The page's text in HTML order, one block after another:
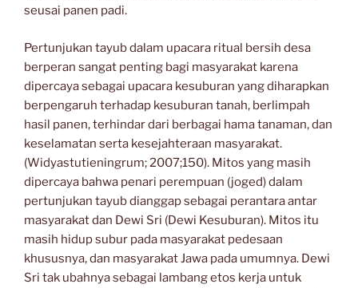
seusai panen padi.
Pertunjukan tayub dalam upacara ritual bersih desa
berperan sangat penting bagi masyarakat karena
dipercaya sebagai upacara kesuburan yang diharapkan
berpengaruh terhadap kesuburan tanah, berlimpah
hasil panen, terhindar dari berbagai hama tanaman, dan
keselamatan serta kesejahteraan masyarakat.
(Widyastutieningrum; 2007;150). Mitos yang masih
dipercaya bahwa penari perempuan (joged) dalam
pertunjukan tayub dianggap sebagai perantara antar
masyarakat dan Dewi Sri (Dewi Kesuburan). Mitos itu
masih hidup subur pada masyarakat pedesaan
khususnya, dan masyarakat Jawa pada umumnya. Dewi
Sri tak ubahnya sebagai lambang etos kerja untuk